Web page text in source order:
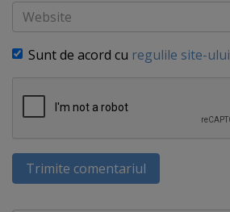
Website
Sunt de acord cu regulile site-ului
Trimite comentariul